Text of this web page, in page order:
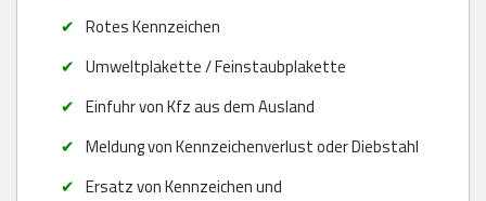
Rotes Kennzeichen
Umweltplakette / Feinstaubplakette
Einfuhr von Kfz aus dem Ausland
Meldung von Kennzeichenverlust oder Diebstahl
Ersatz von Kennzeichen und